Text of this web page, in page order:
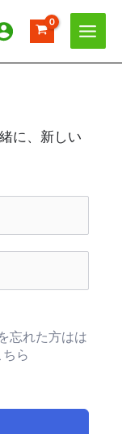
に、新しい
忘れた方はは
ちら